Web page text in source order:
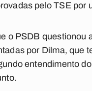
pelo TSE por
o PSDB
por Dilma, que
entendimento